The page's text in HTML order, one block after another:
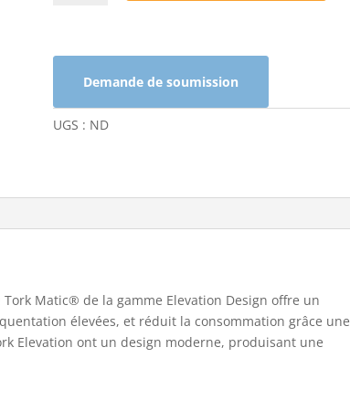
Distributeur
mains
en
rouleau
Matic®
Demande de soumission
UGS : ND
Matic® de la gamme Elevation Design offre un
élevées, et réduit la consommation grâce une
Elevation ont un design moderne, produisant une